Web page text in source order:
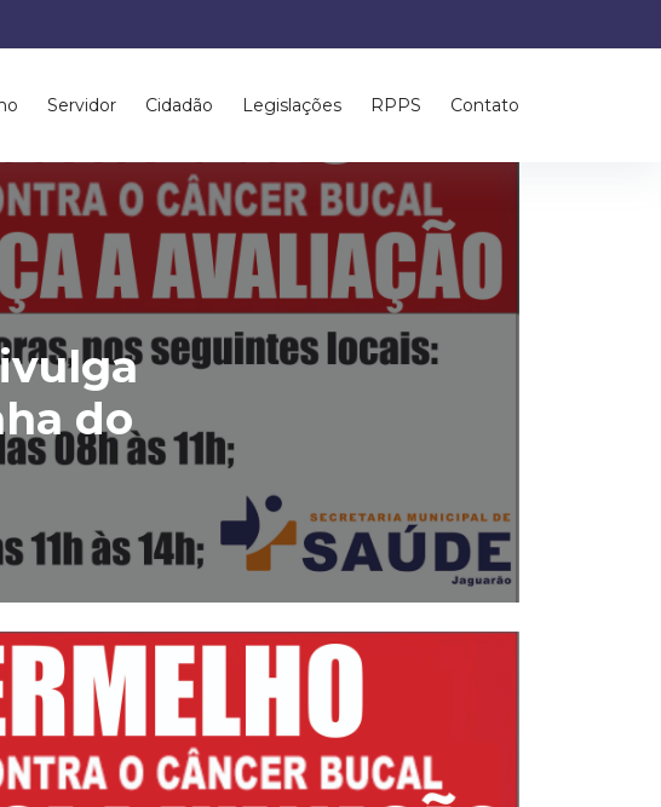
Servidor Cidadão Legislações RPPS Contato
do